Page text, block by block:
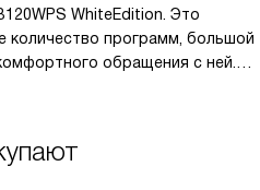
WhiteEdition. Это
количество программ, большой
обращения с ней.